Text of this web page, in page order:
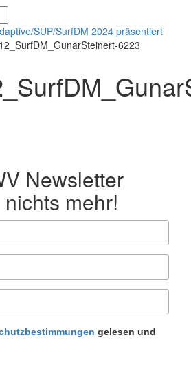
SUP/SurfDM 2024 präsentiert
6223
Newsletter
mehr!
gelesen und